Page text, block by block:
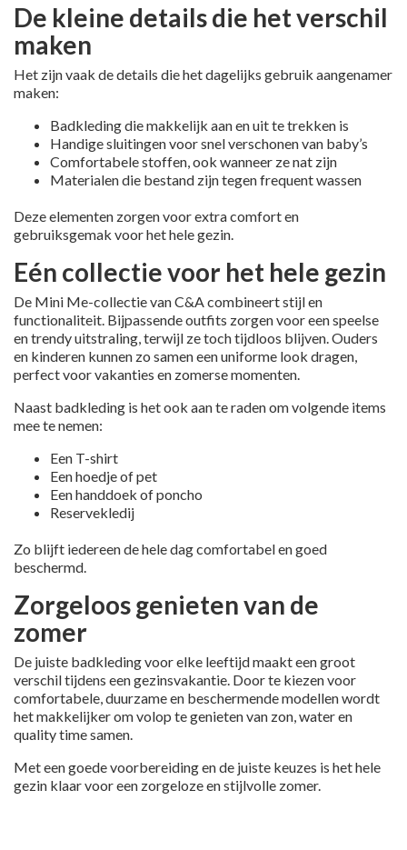
De kleine details die het verschil
maken
Het zijn vaak de details die het dagelijks gebruik aangenamer
maken:
Badkleding die makkelijk aan en uit te trekken is
Handige sluitingen voor snel verschonen van baby’s
Comfortabele stoffen, ook wanneer ze nat zijn
Materialen die bestand zijn tegen frequent wassen
Deze elementen zorgen voor extra comfort en
gebruiksgemak voor het hele gezin.
Eén collectie voor het hele gezin
De Mini Me-collectie van C&A combineert stijl en
functionaliteit. Bijpassende outfits zorgen voor een speelse
en trendy uitstraling, terwijl ze toch tijdloos blijven. Ouders
en kinderen kunnen zo samen een uniforme look dragen,
perfect voor vakanties en zomerse momenten.
Naast badkleding is het ook aan te raden om volgende items
mee te nemen:
Een T-shirt
Een hoedje of pet
Een handdoek of poncho
Reservekledij
Zo blijft iedereen de hele dag comfortabel en goed
beschermd.
Zorgeloos genieten van de
zomer
De juiste badkleding voor elke leeftijd maakt een groot
verschil tijdens een gezinsvakantie. Door te kiezen voor
comfortabele, duurzame en beschermende modellen wordt
het makkelijker om volop te genieten van zon, water en
quality time samen.
Met een goede voorbereiding en de juiste keuzes is het hele
gezin klaar voor een zorgeloze en stijlvolle zomer.